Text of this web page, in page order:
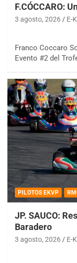
F.CÓCCARO:
3 agosto, 2026 E-
Franco Coccaro
Evento #2 del
PILOTOS EKVP
JP. SAUCO:
Baradero
3 agosto, 2026 E-